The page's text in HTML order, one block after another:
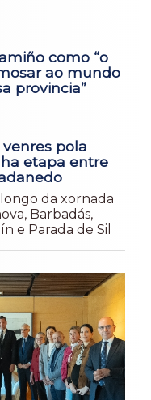
como “o
ao mundo
provincia”
pola
etapa entre
da xornada
Barbadás,
e Parada de Sil